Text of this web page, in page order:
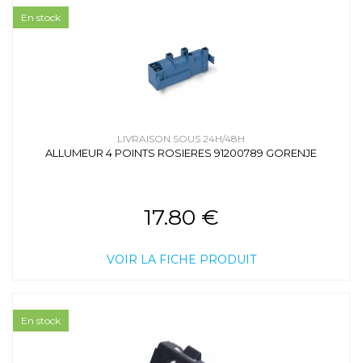
LIVRAISON SOUS 24H/48H
ALLUMEUR 4 POINTS ROSIERES 91200789 GORENJE
17.80 €
VOIR LA FICHE PRODUIT
En stock
En stock